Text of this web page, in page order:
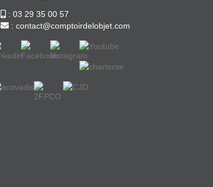
: 03 29 35 00 57
: contact@comptoirdelobjet.com